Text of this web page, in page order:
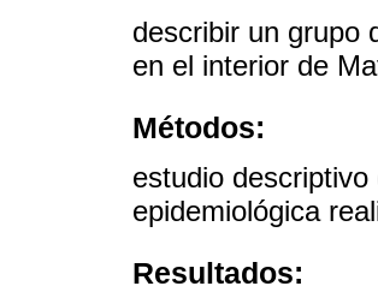
describir un grupo
en el interior de
Métodos:
estudio
epidemiológica
Resultados: